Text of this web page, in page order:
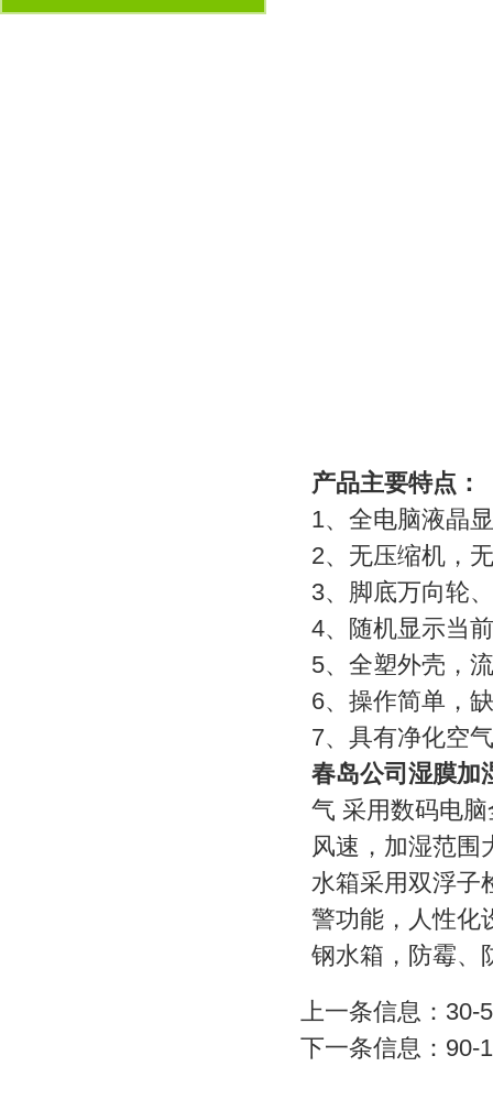
产品主要特点：
1、全电脑液晶
2、无压缩机，
3、脚底万向轮
4、随机显示当
5、全塑外壳，
6、操作简单，
7、具有净化空
春岛公司湿膜加
气 采用数码电
风速，加湿范围
水箱采用双浮子
警功能，人性化
钢水箱，防霉、
上一条信息： 30-
下一条信息： 90-